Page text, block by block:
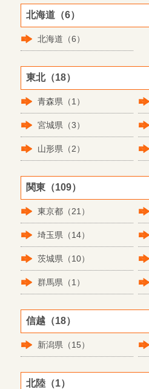
北海道（6）
北海道（6）
東北（18）
青森県（1）
宮城県（3）
山形県（2）
関東（109）
東京都（21）
埼玉県（14）
茨城県（10）
群馬県（1）
信越（18）
新潟県（15）
北陸（1）